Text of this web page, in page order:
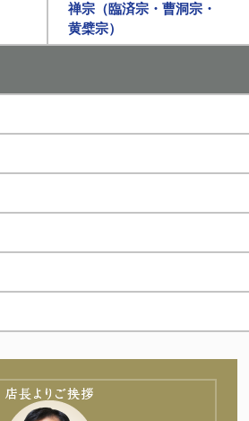
禅宗（臨済宗・曹洞宗・
黄檗宗）